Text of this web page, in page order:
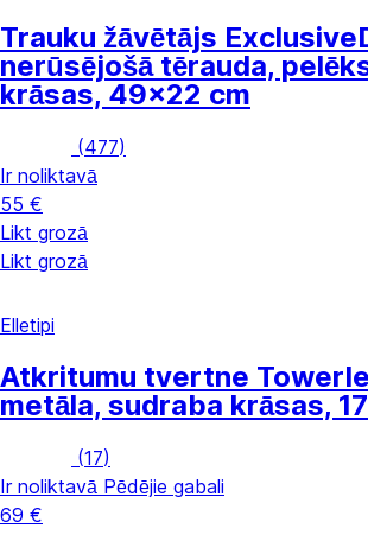
Trauku žāvētājs Exclusive
nerūsējošā tērauda,
krāsas, 49x22 cm
(477)
Ir noliktavā
55 €
Likt grozā
Likt grozā
Elletipi
Atkritumu tvertne Tower
metāla, sudraba krāsas,
(17)
Ir noliktavā Pēdējie gabali
69 €